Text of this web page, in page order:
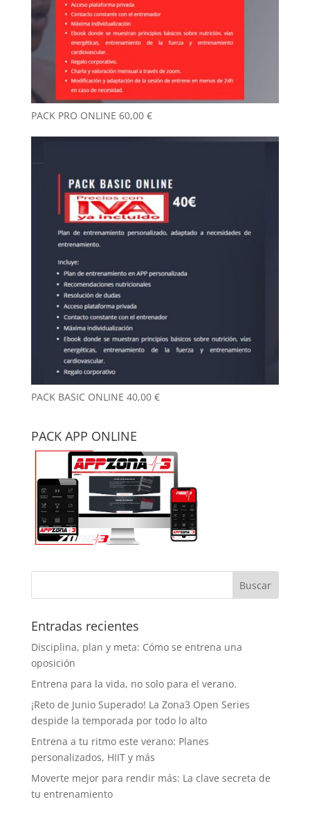
PACK PRO ONLINE 60,00 €
PACK BASIC ONLINE 40,00 €
PACK APP ONLINE
Entradas recientes
Disciplina, plan y meta: Cómo se entrena una
oposición
Entrena para la vida, no solo para el verano.
¡Reto de Junio Superado! La Zona3 Open Series
despide la temporada por todo lo alto
Entrena a tu ritmo este verano: Planes
personalizados, HIIT y más
Moverte mejor para rendir más: La clave secreta de
tu entrenamiento